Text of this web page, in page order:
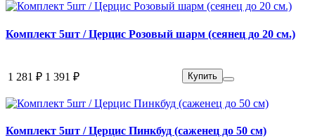
Комплект 5шт / Церцис Розовый шарм (сеянец до 20 см.)
1 281 ₽ 1 391 ₽ Купить
Комплект 5шт / Церцис Пинкбуд (саженец до 50 см)